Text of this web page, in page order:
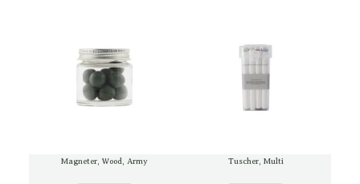
Magneter, Wood, Army Tuscher, Multi